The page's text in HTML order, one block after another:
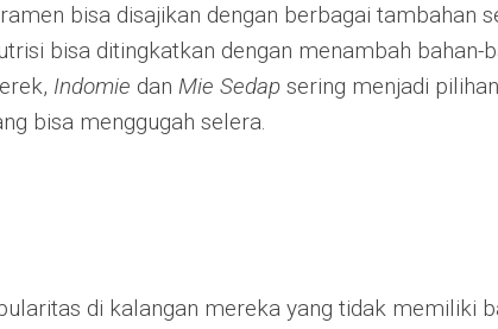
bisa disajikan dengan berbagai tambahan
bisa ditingkatkan dengan menambah bahan-
Indomie dan Mie Sedap sering menjadi
bisa menggugah selera.
di kalangan mereka yang tidak memiliki